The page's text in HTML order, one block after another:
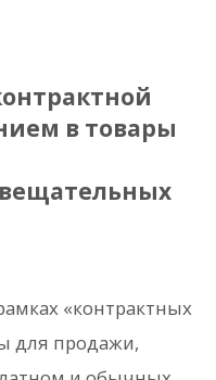
в товары
«контрактных
для продажи,